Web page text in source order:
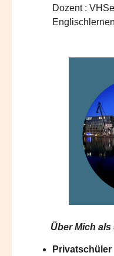
Dozent :
Über Mich als
Privatschüler